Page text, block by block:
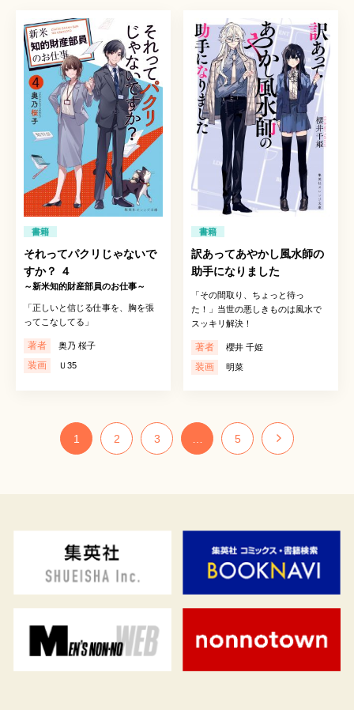
書籍
それってパクリじゃないで
すか？ ４
～新米知的財産部員のお仕事～
「正しいと信じる仕事を、胸を張
ってこなしてる」
著者 奥乃 桜子
装画 Ｕ35
書籍
訳あってあやかし風水師の
助手になりました
「その間取り、ちょっと待っ
た！」当世の悪しきものは風水で
スッキリ解決！
著者 櫻井 千姫
装画 明菜
1 2 3 5